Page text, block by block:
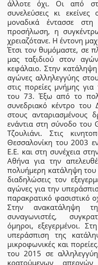
άλλοτε όχι. Οι από
συνελεύσεις κι
μοναδικά έντασσε
προσήλωση, η
χρειαζότανε. Η έντονη
Έτσι τον θυμόμαστε, σε
μας ταξιδιού στον
κεφάλαιο. Στην
αγώνες αλληλεγγύης
στις πορείες μνήμης
του 73. Έξω από το
συνεδριακό κέντρο
στους ανταριασμένους
ενάντια στη σύνοδο
Τζουλιάνι. Στις
Θεσσαλονίκη του 2003
Ε.Ε. και στη συνέχεια
Αθήνα για την
πολυήμερη κατάληψη του
διαδηλώσεις τον
αγώνες για την
παρακρατικό φασιστικό
Στην ανακατάληψη
συναγωνιστές,
όμηροι, εξεγερμένοι.
υπεράσπιση της
μικροφωνικές και
του 2015 σε
κρατούμενων απεργών